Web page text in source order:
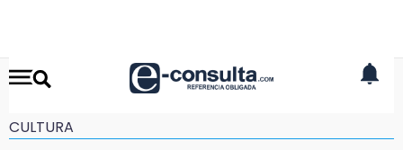
CULTURA